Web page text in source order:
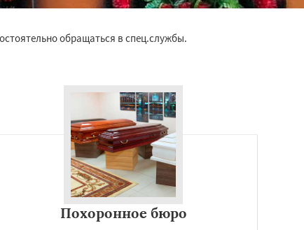
обращаться в спец.службы.
Похоронное бюро